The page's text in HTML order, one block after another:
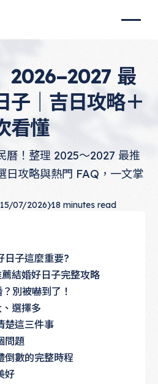
2026–2027 最
子｜吉日攻略＋
看懂
曆！整理 2025～2027 最推
日攻略與熱門 FAQ，一文掌
07/2026)18 minutes read
日子這麼重要?
結婚好日子完整攻略
別被嚇到了！
選擇多
楚這三件事
問題
倒數的完整時程
好